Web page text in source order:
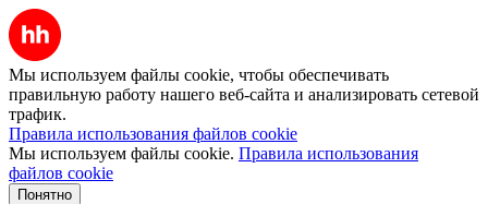
Мы используем файлы cookie, чтобы обеспечивать
правильную работу нашего веб-сайта и анализировать сетевой
трафик.
Правила использования файлов cookie
Мы используем файлы cookie. Правила использования
файлов cookie
Понятно